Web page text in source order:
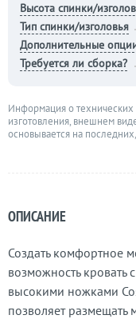
ОПИСАНИЕ
Создать комфортное
возможность
высокими ножками
позволяет размещать
Высота спинки/
Тип спинки/изголовья
Дополнительные
Требуется ли сборка?
Информация о технических
изготовления, внешнем
основывается на